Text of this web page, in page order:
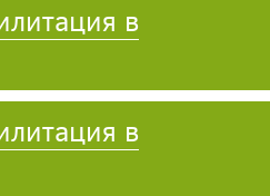
в
в